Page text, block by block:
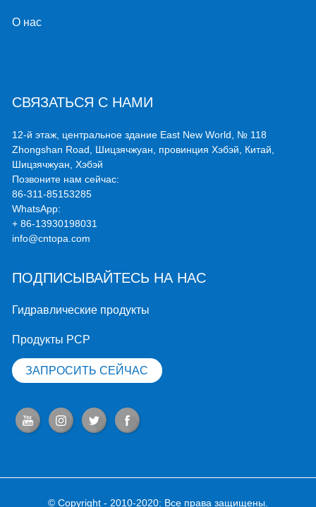
О нас
СВЯЗАТЬСЯ С НАМИ
12-й этаж, центральное здание East New World, № 118
Zhongshan Road, Шицзячжуан, провинция Хэбэй, Китай,
Шицзячжуан, Хэбэй
Позвоните нам сейчас:
86-311-85153285
WhatsApp:
+ 86-13930198031
info@cntopa.com
ПОДПИСЫВАЙТЕСЬ НА НАС
Гидравлические продукты
Продукты PCP
ЗАПРОСИТЬ СЕЙЧАС
© Copyright - 2010-2020: Все права защищены.